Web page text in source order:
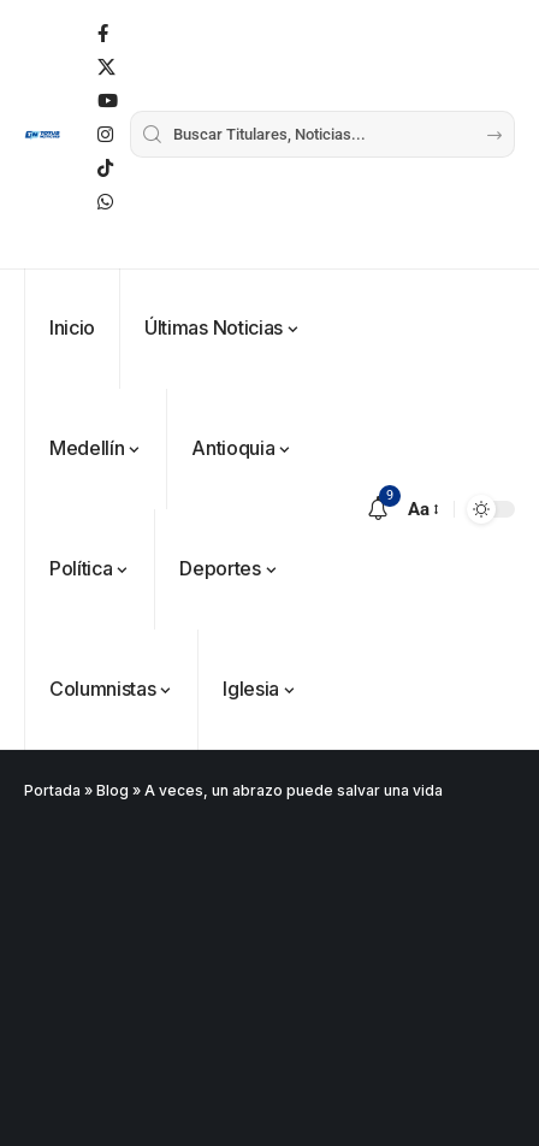
Inicio Últimas Noticias
Medellín Antioquia
Política Deportes
Columnistas Iglesia
9
Aa
Portada » Blog » A veces, un abrazo puede salvar una vida